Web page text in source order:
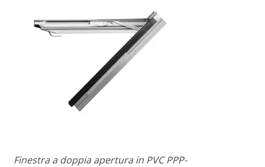
Finestra a doppia apertura in PVC PPP-